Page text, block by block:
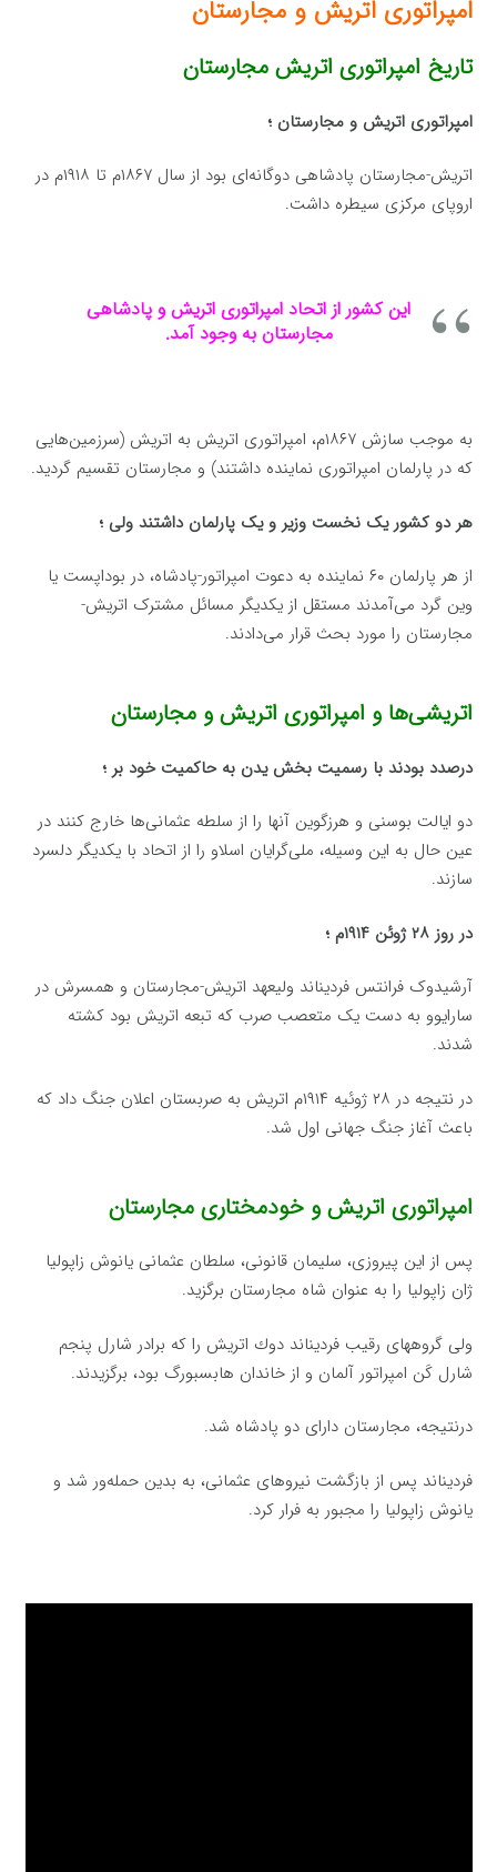
امپراتوری اتریش و مجارستان
تاریخ امپراتوری اتریش مجارستان
امپراتوری اتریش و مجارستان ؛
اتریش-مجارستان پادشاهی دوگانه‌ای بود از سال ۱۸۶۷م تا ۱۹۱۸م در
اروپای مرکزی سیطره داشت.
این کشور از اتحاد امپراتوری اتریش و پادشاهی
مجارستان به وجود آمد.
به موجب سازش ۱۸۶۷م، امپراتوری اتریش به اتریش (سرزمین‌هایی
که در پارلمان امپراتوری نماینده داشتند) و مجارستان تقسیم گردید.
هر دو کشور یک نخست وزیر و یک پارلمان داشتند ولی ؛
از هر پارلمان ۶۰ نماینده به دعوت امپراتور-پادشاه، در بوداپست یا
وین گرد می‌آمدند مستقل از یکدیگر مسائل مشترک اتریش-
مجارستان را مورد بحث قرار می‌دادند.
اتریشی‌ها و امپراتوری اتریش و مجارستان
درصدد بودند با رسمیت بخش یدن به حاکمیت خود بر ؛
دو ایالت بوسنی و هرزگوین آنها را از سلطه عثمانی‌ها خارج کنند در
عین حال به این وسیله، ملی‌گرایان اسلاو را از اتحاد با یکدیگر دلسرد
سازند.
در روز ۲۸ ژوئن ۱۹۱۴م ؛
آرشیدوک فرانتس فردیناند ولیعهد اتریش-مجارستان و همسرش در
سارایوو به دست یک متعصب صرب که تبعه اتریش بود کشته
شدند.
در نتیجه در ۲۸ ژوئیه ۱۹۱۴م اتریش به صربستان اعلان جنگ داد که
باعث آغاز جنگ جهانی اول شد.
امپراتوری اتریش و خودمختاری مجارستان
پس‌ از این‌ پیروزی‌، سلیمان‌ قانونی، سلطان‌ عثمانی یانوش‌ زاپولیا
ژان‌ زاپولیا را به‌ عنوان‌ شاه‌ مجارستان‌ برگزید.
ولی گروههای‌ رقیب‌ فردیناند دوك‌ اتریش‌ را كه‌ برادر شارل‌ پنجم‌
شارل‌ كَن‌ امپراتور آلمان‌ و از خاندان‌ هابسبورگ‌ بود، برگزیدند.
درنتیجه‌، مجارستان‌ دارای‌ دو پادشاه‌ شد.
فردیناند پس‌ از بازگشت‌ نیروهای‌ عثمانی، به‌ بدین‌ حمله‌ور شد و
یانوش‌ زاپولیا را مجبور به‌ فرار كرد.